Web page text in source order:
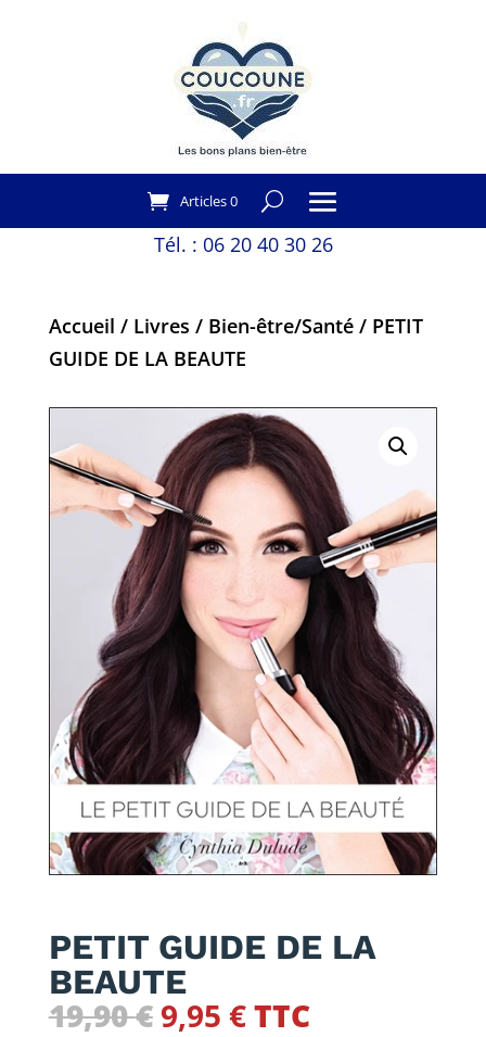
Articles 0
Tél. : 06 20 40 30 26
Accueil / Livres / Bien-être/Santé/ PETIT
GUIDE DE LA BEAUTE
PETIT GUIDE DE LA
BEAUTE
19,90€ Le
9,95 €Le
TTC